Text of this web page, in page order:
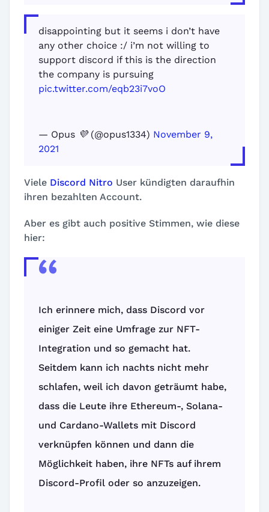
disappointing but it seems i don’t have
any other choice :/ i’m not willing to
support discord if this is the direction
the company is pursuing
pic.twitter.com/eqb23i7voO
— Opus 💜 (@opus1334) November 9,
2021
Viele Discord Nitro User kündigten daraufhin
ihren bezahlten Account.
Aber es gibt auch positive Stimmen, wie diese
hier:
Ich erinnere mich, dass Discord vor
einiger Zeit eine Umfrage zur NFT-
Integration und so gemacht hat.
Seitdem kann ich nachts nicht mehr
schlafen, weil ich davon geträumt habe,
dass die Leute ihre Ethereum-, Solana-
und Cardano-Wallets mit Discord
verknüpfen können und dann die
Möglichkeit haben, ihre NFTs auf ihrem
Discord-Profil oder so anzuzeigen.